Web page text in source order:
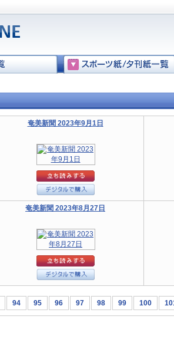
奄美新聞 2023年9月1日
奄美新聞 2023年8月27日
94 95 96 97 98 99 100